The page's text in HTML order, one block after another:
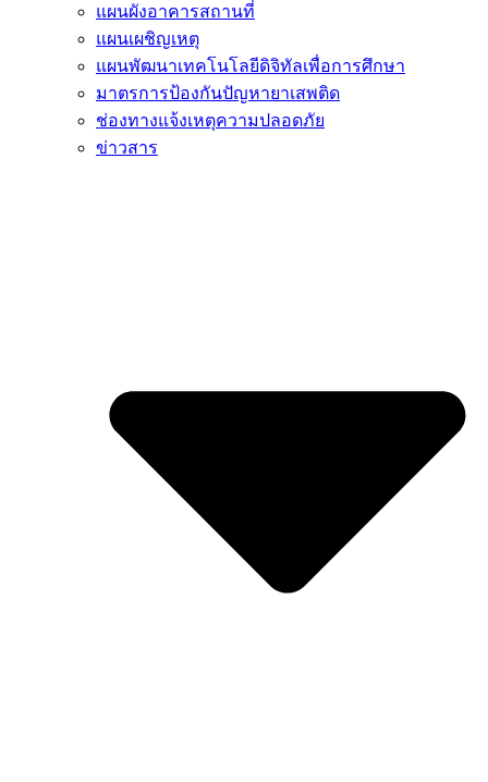
แผนผังอาคารสถานที่
แผนเผชิญเหตุ
แผนพัฒนาเทคโนโลยีดิจิทัลเพื่อการศึกษา
มาตรการป้องกันปัญหายาเสพติด
ช่องทางแจ้งเหตุความปลอดภัย
ข่าวสาร